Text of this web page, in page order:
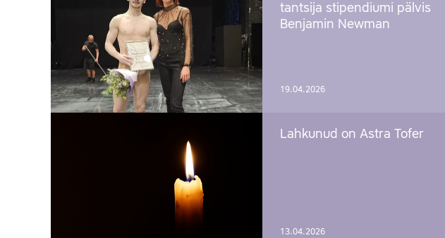
tantsija stipendiumi pälvis
Benjamin Newman
19.04.2026
Lahkunud on Astra Tofer
13.04.2026